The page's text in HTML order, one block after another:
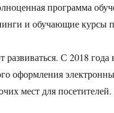
программа
и обучающие курсы
С 2018
оформления
мест для